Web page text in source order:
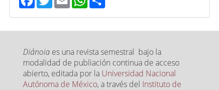
Diánoia es una revista semestral bajo la
modalidad de publiación continua de acceso
abierto, editada por la Universidad Nacional
Autónoma de México, a través del Instituto de